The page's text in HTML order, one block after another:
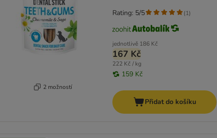
2 možností
jednotlivě 186 Kč
167 Kč
222 Kč / kg
159 Kč
Rating: 5/5 (1)
Přidat do košíku